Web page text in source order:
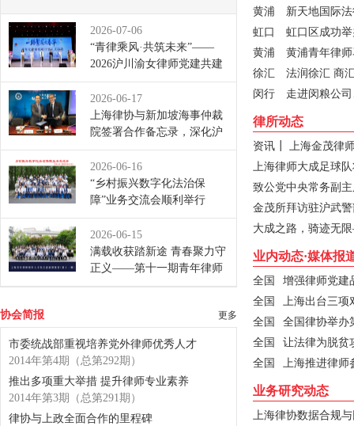
文化... [全文]
2026-07-06
“青律乘风·共筑未来”——
2026沪川渝女律师党建共建
活动暨上海市第十一届女律
师联谊会第四次会员大会圆
满落幕
盛夏启新程，聚力绽芳华。2026
来...[全文]
2026-06-17
上海律协与新加坡海事仲裁
院签署合作备忘录，深化沪
新海事仲裁合作
2026年6月9日，上海律协与新加
坡海事仲裁院合作备忘录
（MOU）签...[全文]
2026-06-16
“乡村振兴数字化法治保
障”业务交流会顺利举行
2026年6月13日，由中华全国律师
协会乡村振兴法律专业委员会、
上...[全文]
2026-06-15
满载收获踏新途 青春聚力守
正义——第十一期青年律师
领军人才训练营圆满落幕
载而归——第十一期上海青年律更多
协会简报
市委统战部重视培养党外律师优秀人才
2014年第4期（总第292期）
推出多项重大举措 提升律师专业素养
2014年第3期（总第291期）
律协与上政全面合作的里程碑
黄浦
新天地国际
虹口
虹口区成功
黄浦
黄浦青年律
徐汇
法润徐汇 商
闵行
走进闵粮公
律所动态
资讯┃ 上海金茂律
上海律师大成足球
致公党中央常务副
金茂所拜访驻沪武
大成之路，骑迹无
业内动态·媒体报
全国
增强律师党
全国
上海出台三项
全国
全国律协举办
全国
让法律为脱贫
全国
上海推进律师
业务研究动态
上海律协数据合规